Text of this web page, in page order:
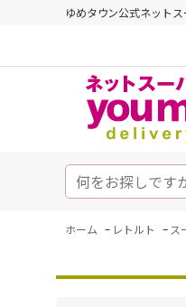
ゆめタウン公式ネット
ホーム - レトルト - ス